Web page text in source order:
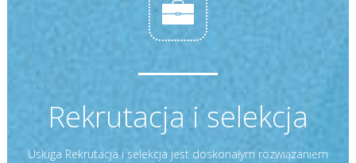
Rekrutacja i selekcja
Usługa Rekrutacja i selekcja jest doskonałym rozwiązaniem